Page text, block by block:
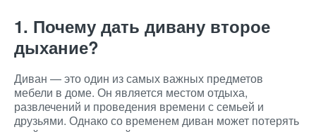
1. Почему дать дивану второе
дыхание?
Диван — это один из самых важных предметов
мебели в доме. Он является местом отдыха,
развлечений и проведения времени с семьей и
друзьями. Однако со временем диван может потерять